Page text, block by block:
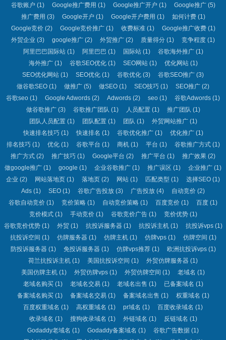
谷歌账户 (1) Google推广费用 (1) Google推广开户 (1) Google推广(5)
推广费用 (3) Google开户 (1) Google开户费用 (1) 如何计费(1)
Google竞价(2) Google竞价推广(1) 收费标准(1) Google推广收费(1)
外贸企业 (3) google推广 (2) 外贸推广 (2) 质量得分 (1) 竞争程度 (1)
阿里巴巴国际站(1) 阿里巴巴 (1) 国际站(1) 谷歌海外推广(1)
海外推广(1) 谷歌SEO优化(1) SEO网站(1) 优化网站(1)
SEO优化网站 (1) SEO优化 (1) 谷歌优化 (3) 谷歌SEO推广 (3)
做谷歌SEO (1) 做推广 (5) 做SEO (1) SEO技巧 (1) SEO推广 (2)
谷歌seo (1) Google Adwords (2) Adwords (2) seo (1) 谷歌Adwords (1)
做谷歌推广(3) 谷歌推广团队 (1) 人员配置(1) 推广团队 (1)
团队人员配置(1) 团队配置(1) 团队 (1) 外贸网站推广(1)
快速排名技巧(1) 快速排名 (1) 谷歌优化推广(1) 优化推广(1)
排名技巧(1) 优化(1) 谷歌平台 (1) 商机(1) 平台 (1) 谷歌推广方式(1)
推广方式 (2) 推广技巧 (1) Google平台 (2) 推广平台 (1) 推广效果 (2)
做google推广 (1) google (1) 企业谷歌推广 (1) 推广误区 (1) 企业推广 (1)
企业 (2) 网站落地页 (1) 落地页 (2) 网站 (1) 匹配类型 (1) 选择SEO (1)
Ads (1) SEO (1) 谷歌广告投放 (3) 广告投放 (4) 自动竞价 (2)
谷歌自动竞价 (1) 竞价策略 (1) 自动竞价策略 (1) 百度竞价 (1) 百度 (1)
竞价模式(1) 手动竞价(1) 谷歌竞价广告(1) 竞价优势(1)
谷歌竞价优势(1) 外贸(1) 抗投诉服务器(1) 抗投诉主机(1) 抗投诉vps(1)
抗投诉空间 (1) 仿牌服务器(1) 仿牌主机(1) 仿牌vps(1) 仿牌空间 (1)
防投诉服务器(1) 免投诉服务器(1) 仿牌vps推荐(1) 欧洲抗投诉vps(1)
荷兰抗投诉主机 (1) 美国抗投诉空间 (1) 外贸仿牌服务器 (1)
美国仿牌主机 (1) 外贸仿牌vps (1) 外贸仿牌空间 (1) 老域名 (1)
老域名购买(1) 老域名交易(1) 老域名出售 (1) 已备案域名 (1)
备案域名购买(1) 备案域名交易(1) 备案域名出售 (1) 权重域名 (1)
百度权重域名 (1) 高权重域名 (1) pr域名 (1) 百度收录域名 (1)
收录域名 (1) 搜狗收录域名 (1) 外链域名 (1) 反链域名 (1)
Godaddy老域名 (1) Godaddy备案域名 (1) 谷歌广告数据 (1)